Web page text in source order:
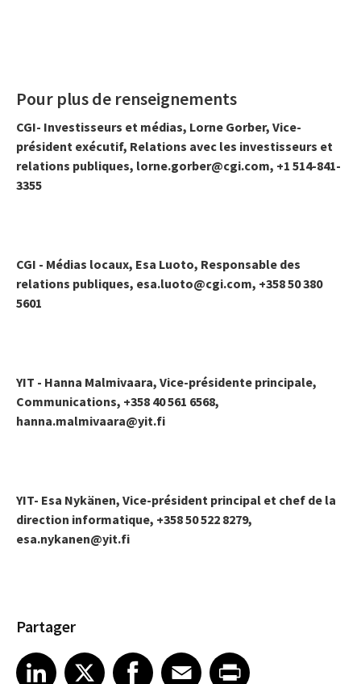
Pour plus de renseignements
CGI- Investisseurs et médias, Lorne Gorber, Vice-
président exécutif, Relations avec les investisseurs et
relations publiques, lorne.gorber@cgi.com, +1 514-841-
3355
CGI - Médias locaux, Esa Luoto, Responsable des
relations publiques, esa.luoto@cgi.com, +358 50 380
5601
YIT - Hanna Malmivaara, Vice-présidente principale,
Communications, +358 40 561 6568,
hanna.malmivaara@yit.fi
YIT- Esa Nykänen, Vice-président principal et chef de la
direction informatique, +358 50 522 8279,
esa.nykanen@yit.fi
Partager
Share article on LinkedIn
LinkedIn
Share article on XShare article on Facebook
Facebook
Share article on Email
EmailShare article on Print